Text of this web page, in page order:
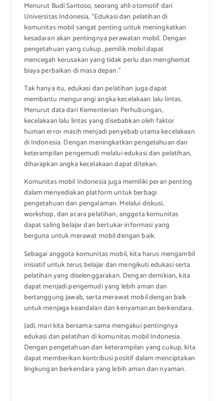
Menurut Budi Santoso, seorang ahli otomotif dari
Universitas Indonesia, “Edukasi dan pelatihan di
komunitas mobil sangat penting untuk meningkatkan
kesadaran akan pentingnya perawatan mobil. Dengan
pengetahuan yang cukup, pemilik mobil dapat
mencegah kerusakan yang tidak perlu dan menghemat
biaya perbaikan di masa depan.”
Tak hanya itu, edukasi dan pelatihan juga dapat
membantu mengurangi angka kecelakaan lalu lintas.
Menurut data dari Kementerian Perhubungan,
kecelakaan lalu lintas yang disebabkan oleh faktor
human error masih menjadi penyebab utama kecelakaan
di Indonesia. Dengan meningkatkan pengetahuan dan
keterampilan pengemudi melalui edukasi dan pelatihan,
diharapkan angka kecelakaan dapat ditekan.
Komunitas mobil Indonesia juga memiliki peran penting
dalam menyediakan platform untuk berbagi
pengetahuan dan pengalaman. Melalui diskusi,
workshop, dan acara pelatihan, anggota komunitas
dapat saling belajar dan bertukar informasi yang
berguna untuk merawat mobil dengan baik.
Sebagai anggota komunitas mobil, kita harus mengambil
inisiatif untuk terus belajar dan mengikuti edukasi serta
pelatihan yang diselenggarakan. Dengan demikian, kita
dapat menjadi pengemudi yang lebih aman dan
bertanggung jawab, serta merawat mobil dengan baik
untuk menjaga keandalan dan kenyamanan berkendara.
Jadi, mari kita bersama-sama mengakui pentingnya
edukasi dan pelatihan di komunitas mobil Indonesia.
Dengan pengetahuan dan keterampilan yang cukup, kita
dapat memberikan kontribusi positif dalam menciptakan
lingkungan berkendara yang lebih aman dan nyaman.